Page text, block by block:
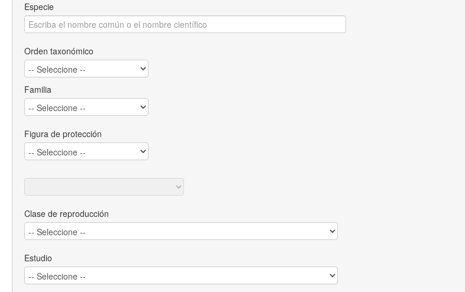
Especie
Orden taxonómico
Familia
Figura de protección
Clase de reproducción
Estudio